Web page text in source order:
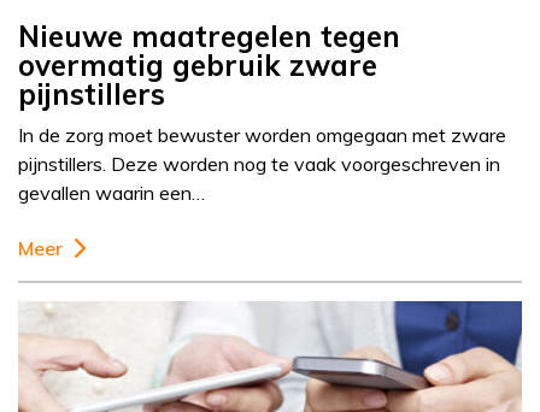
Nieuwe maatregelen tegen
overmatig gebruik zware
pijnstillers
In de zorg moet bewuster worden omgegaan met zware
pijnstillers. Deze worden nog te vaak voorgeschreven in
gevallen waarin een…
Meer